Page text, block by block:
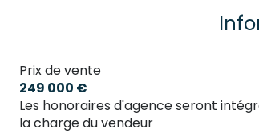
salon/sejour
Prix de vente
249 000 €
Les honoraires d'agence seront
la charge du vendeur